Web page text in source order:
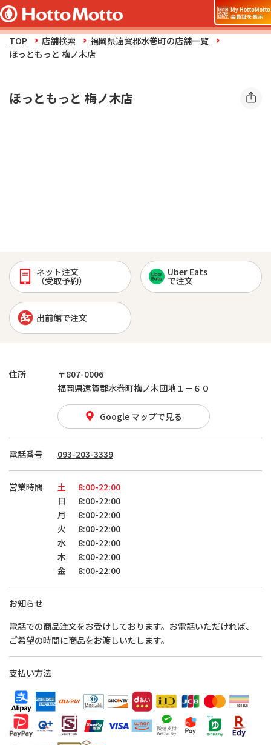
TOP 店舗検索
福岡県遠賀郡水巻町の店舗一覧
ほっともっと 梅ノ木店
ほっともっと 梅ノ木店
ネット注文
（受取予約）
Uber Eats
で注文
出前館で注文
住所
〒807-0006
福岡県遠賀郡水巻町梅ノ木団地１－６０
Google マップで見る
電話番号 093-203-3339
営業時間 土
8:00-22:00
日
8:00-22:00
月
8:00-22:00
火
8:00-22:00
水
8:00-22:00
木
8:00-22:00
金
8:00-22:00
お知らせ
電話での商品注文をお受けしております。お電話いただければ、
ご希望の時間に商品をお渡しいたします。
支払い方法